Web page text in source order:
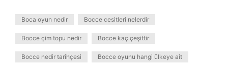
Boca oyun nedir Bocce cesitleri nelerdir
Bocce çim topu nedir Bocce kaç çeşittir
Bocce nedir tarihçesi Bocce oyunu hangi ülkeye ait